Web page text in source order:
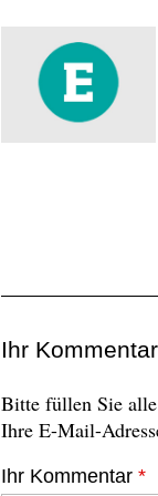
Ihr Kommentar
Bitte füllen Sie
Ihre E-Mail-
Ihr Kommentar *